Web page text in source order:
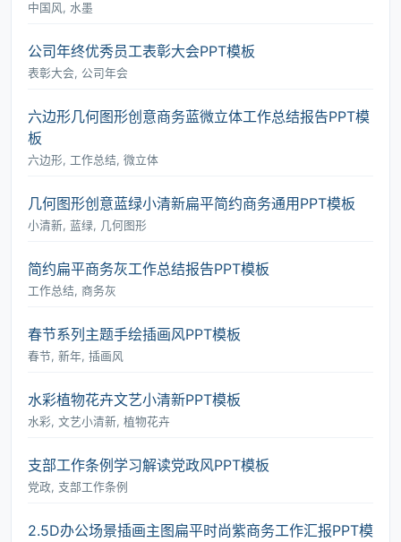
中国风, 水墨
公司年终优秀员工表彰大会PPT模板
表彰大会, 公司年会
六边形几何图形创意商务蓝微立体工作总结报告PPT模
板
六边形, 工作总结, 微立体
几何图形创意蓝绿小清新扁平简约商务通用PPT模板
小清新, 蓝绿, 几何图形
简约扁平商务灰工作总结报告PPT模板
工作总结, 商务灰
春节系列主题手绘插画风PPT模板
春节, 新年, 插画风
水彩植物花卉文艺小清新PPT模板
水彩, 文艺小清新, 植物花卉
支部工作条例学习解读党政风PPT模板
党政, 支部工作条例
2.5D办公场景插画主图扁平时尚紫商务工作汇报PPT模